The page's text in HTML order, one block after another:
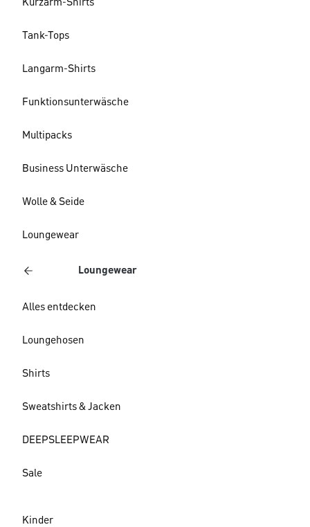
Kurzarm-Shirts
Tank-Tops
Langarm-Shirts
Funktionsunterwäsche
Multipacks
Business Unterwäsche
Wolle & Seide
Loungewear
Loungewear
Alles entdecken
Loungehosen
Shirts
Sweatshirts & Jacken
DEEPSLEEPWEAR
Sale
Kinder